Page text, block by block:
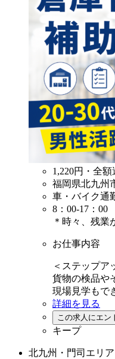
1,220円 ・全
福岡県北九州
車・バイク通
8：00-17：
＊時々、残業
お仕事内容
＜ステップア
貨物の検品や
現場見学もで
詳細を見る
キープ
北九州・門司エリア